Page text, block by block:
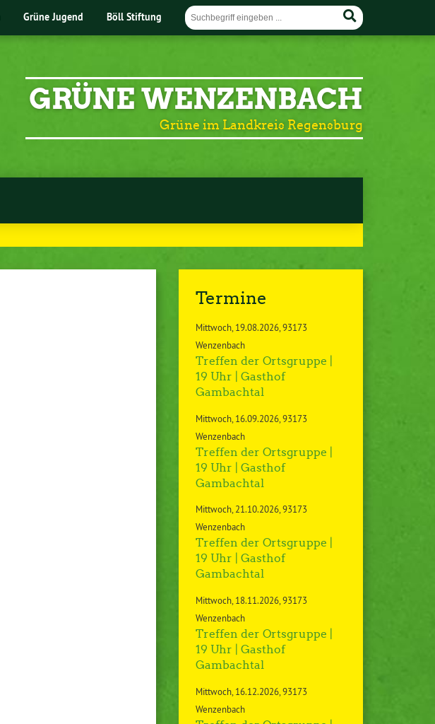
Grüne Jugend Böll Stiftung
GRÜNE WENZENBACH
Grüne im Landkreis Regensburg
Termine
Mittwoch 19.08.2026 93173
Wenzenbach
Treffen der Ortsgruppe |
19 Uhr | Gasthof
Gambachtal
Mittwoch 16.09.2026 93173
Wenzenbach
Treffen der Ortsgruppe |
19 Uhr | Gasthof
Gambachtal
Mittwoch 21.10.2026 93173
Wenzenbach
Treffen der Ortsgruppe |
19 Uhr | Gasthof
Gambachtal
Mittwoch 18.11.2026 93173
Wenzenbach
Treffen der Ortsgruppe |
19 Uhr | Gasthof
Gambachtal
Mittwoch 16.12.2026 93173
Wenzenbach